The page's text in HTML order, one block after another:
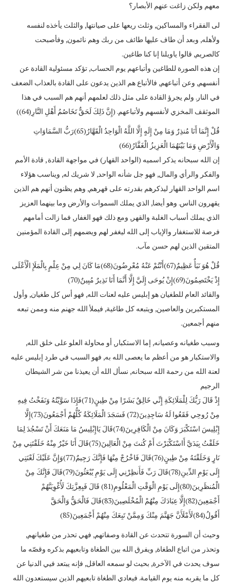
معهم ولكن زاغت عنهم الأبصار؟
لى الفقراء والمساكين, وثلث ريعها على صيانتها, والثلث يأخذه لنفسه
ولأهله, وبعد أن طاف عليها طائف من ربك وهم نائمون, وفأصبحت
كالصريم, قالوا ياويلنا إنا كنا طاغين.
إن هذه الصورة للطاغين وأتباعهم يوم الحساب, تؤكد مسئولية القادة عن
أنفسهم, وعن أتباعهم, فالأتباع هم الذين يدعون على القادة بالعذاب الضعف
في النار. ولم يجرؤ القادة على مثل ذلك لعلمهم أنهم هم السبب في هذا
الموثقف المخزي لأنفسهم ولأتباعهم. (إِنَّ ذَلِكَ لَحَقٌّ تَخَاصُمُ أَهْلِ النَّارِ(64))
قُلْ إِنَّمَا أَنَا مُنذِرٌ وَمَا مِنْ إِلَهٍ إِلَّا اللَّهُ الْوَاحِدُ الْقَهَّارُ(65)رَبُّ السَّمَاوَاتِ
وَالْأَرْضِ وَمَا بَيْنَهُمَا الْعَزِيزُ الْغَفَّارُ(66)
إن الله سبحانه يذكر اسميه (الواحد القهار) في مواجهة القادة , قادة الأمم
والفكر والرأي والمال, فهو جل شأنه الواحد, لا شريك له, ويناسب هؤلاء
اسم الواحد القهار ليذكرهم بقدرته على قهرهم, وهم يظنون أنهم هم الذين
يقهرون الناس. وهو أيضا, الذي يملك السموات والأرض وما بينهما العزيز
الذي يملك أسباب الغلبة والقهر, ومع ذلك فهو الغفار, فما زالت أمامهم
فرصة للاستغفار والإياب إلى الله ليغفر لهم ويضمهم إلى القادة المؤمنين
المتقين الذين لهم حسن مآب.
قُلْ هُوَ نَبَأٌ عَظِيمٌ(67)أَنْتُمْ عَنْهُ مُعْرِضُونَ(68)مَا كَانَ لِي مِنْ عِلْمٍ بِالْمَلَإِ الْأَعْلَى
إِذْ يَخْتَصِمُونَ(69)إِنْ يُوحَى إِلَيَّ إِلَّا أَنَّمَا أَنَا نَذِيرٌ مُبِينٌ(70)
والقائد العام للطغيان هو إبليس عليه لعنات الله, فهو أس كل طغيان, وأول
المستكبرين والعاصين, ويتبعه كل طاغية, فيملأ الله جهنم منه وممن تبعه
منهم أجمعين.
وسبب طغيانه وعصيانه, إما الاستكبار, أو محاولة العلو على خلق الله,
والاستكبار هو من أعظم ما يعصى الله به, فهو السبب في طرد إبليس عليه
لعنة الله من رحمة الله سبحانه, نسأل الله أن يعيذنا من شر الشيطان
الرجيم
إِذْ قَالَ رَبُّكَ لِلْمَلَائِكَةِ إِنِّي خَالِقٌ بَشَرًا مِنْ طِينٍ(71)فَإِذَا سَوَّيْتُهُ وَنَفَخْتُ فِيهِ
مِنْ رُوحِي فَقَعُوا لَهُ سَاجِدِينَ(72) فَسَجَدَ الْمَلَائِكَةُ كُلُّهُمْ أَجْمَعُونَ(73)إِلَّا
إِبْلِيسَ اسْتَكْبَرَ وَكَانَ مِنْ الْكَافِرِينَ(74)قَالَ يَاإِبْلِيسُ مَا مَنَعَكَ أَنْ تَسْجُدَ لِمَا
خَلَقْتُ بِيَدَيَّ أَاسْتَكْبَرْتَ أَمْ كُنتَ مِنْ الْعَالِينَ(75)قَالَ أَنَا خَيْرٌ مِنْهُ خَلَقْتَنِي مِنْ
نَارٍ وَخَلَقْتَهُ مِنْ طِينٍ(76)قَالَ فَاخْرُجْ مِنْهَا فَإِنَّكَ رَجِيمٌ(77)وَإِنَّ عَلَيْكَ لَعْنَتِي
إِلَى يَوْمِ الدِّينِ(78)قَالَ رَبِّ فَأَنظِرْنِي إِلَى يَوْمِ يُبْعَثُونَ(79)قَالَ فَإِنَّكَ مِنْ
الْمُنظَرِينَ(80)إِلَى يَوْمِ الْوَقْتِ الْمَعْلُومِ(81) قَالَ فَبِعِزَّتِكَ لَأُغْوِيَنَّهُمْ
أَجْمَعِينَ(82)إِلَّا عِبَادَكَ مِنْهُمْ الْمُخْلَصِينَ(83)قَالَ فَالْحَقُّ وَالْحَقَّ
أَقُولُ(84)لَأَمْلَأَنَّ جَهَنَّمَ مِنْكَ وَمِمَّنْ تَبِعَكَ مِنْهُمْ أَجْمَعِينَ(85)
وحيث أن السورة تتحدث عن القادة وصفاتهم, فهي تحذر من طغيانهم,
وتحذر من اتباع الطغاة, ويفرق الله بين الطغاة وتابعيهم بذكره وقصّه ما
سوف يحدث في الآخرة, بحيث لو سمعه العاقل, فإنه يبتعد فيي الدنيا عن
كل ما يقربه منه يوم القيامة. فيعادي الطغاة تابعيهم الذين سيستعدون الله